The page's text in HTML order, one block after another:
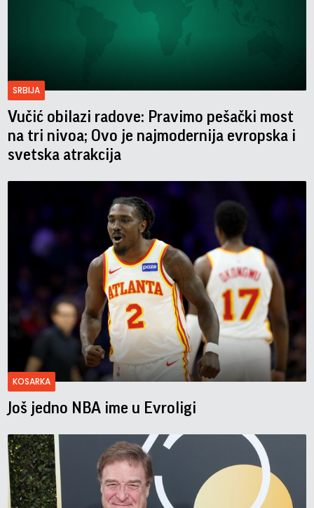
SRBIJA
Vučić obilazi radove: Pravimo pešački most
na tri nivoa; Ovo je najmodernija evropska i
svetska atrakcija
KOSARKA
Još jedno NBA ime u Evroligi